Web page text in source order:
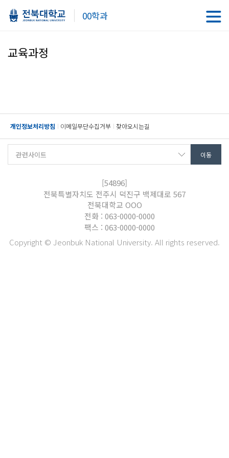
00학과
교육과정
개인정보처리방침 이메일무단수집거부 찾아오시는길
[54896]
전북특별자치도 전주시 덕진구 백제대로 567
전북대학교 OOO
전화 : 063-0000-0000
팩스 : 063-0000-0000
Copyright © Jeonbuk National University. All rights reserved.